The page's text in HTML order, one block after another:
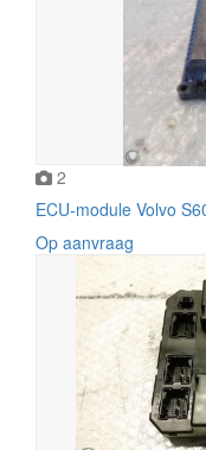
2
ECU-module Volvo
Op aanvraag